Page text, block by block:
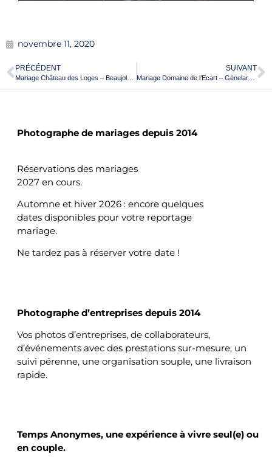
novembre 11, 2020
PRÉCÉDENT SUIVANT
Mariage Domaine de l’Ecart – Génelard – H & A
Photographe de mariages depuis 2014
Réservations des mariages
2027 en cours.
Automne et hiver 2026 : encore quelques
dates disponibles pour votre reportage
mariage.
Ne tardez pas à réserver votre date !
Photographe d’entreprises depuis 2014
Vos photos d’entreprises, de collaborateurs,
d’événements avec des prestations sur-mesure, un
suivi pérenne, une organisation souple, une livraison
rapide.
Temps Anonymes, une expérience à vivre seul(e) ou
en couple.